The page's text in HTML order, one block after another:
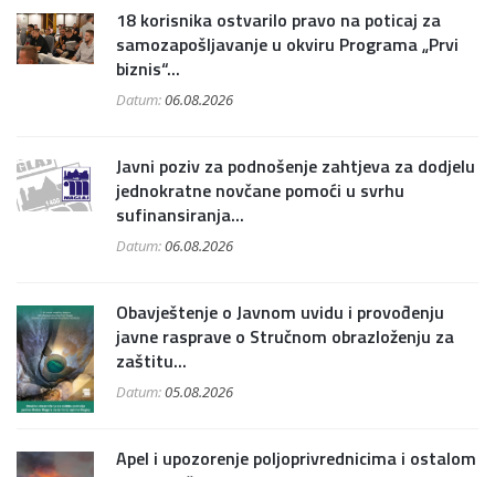
18 korisnika ostvarilo pravo na poticaj za
samozapošljavanje u okviru Programa „Prvi
biznis“...
Datum:06.08.2026
Javni poziv za podnošenje zahtjeva za dodjelu
jednokratne novčane pomoći u svrhu
sufinansiranja...
Datum:06.08.2026
Obavještenje o Javnom uvidu i provođenju
javne rasprave o Stručnom obrazloženju za
zaštitu...
Datum:05.08.2026
Apel i upozorenje poljoprivrednicima i ostalom